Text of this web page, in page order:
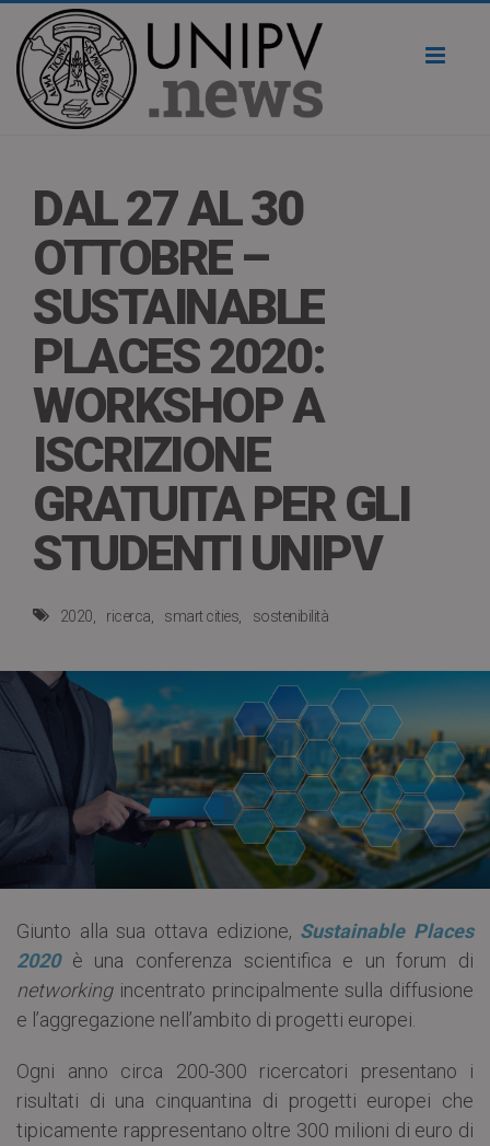
DAL 27 AL 30
OTTOBRE –
SUSTAINABLE
PLACES 2020:
WORKSHOP A
ISCRIZIONE
GRATUITA PER GLI
STUDENTI UNIPV
2020 ricerca smart cities sostenibilità
Giunto alla sua ottava edizione, Sustainable Places
2020è una conferenza scientifica e un forum di
networkingincentrato principalmente sulla diffusione
e l’aggregazione nell’ambito di progetti europei.
Ogni anno circa 200-300 ricercatori presentano i
risultati di una cinquantina di progetti europei che
tipicamente rappresentano oltre 300 milioni di euro di